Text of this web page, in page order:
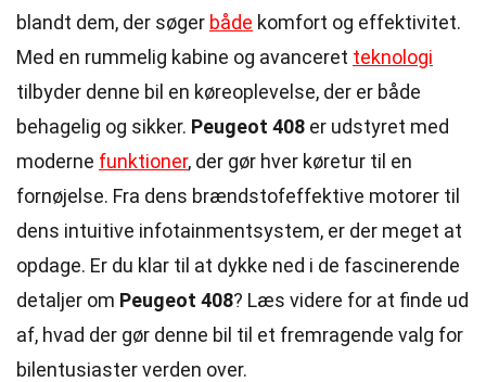
blandt dem, der søger både komfort og effektivitet.
Med en rummelig kabine og avanceret teknologi
tilbyder denne bil en køreoplevelse, der er både
behagelig og sikker. Peugeot 408 er udstyret med
moderne funktioner, der gør hver køretur til en
fornøjelse. Fra dens brændstofeffektive motorer til
dens intuitive infotainmentsystem, er der meget at
opdage. Er du klar til at dykke ned i de fascinerende
detaljer om Peugeot 408? Læs videre for at finde ud
af, hvad der gør denne bil til et fremragende valg for
bilentusiaster verden over.